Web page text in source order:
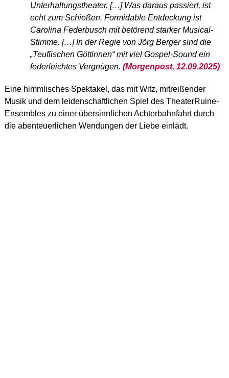
Unterhaltungstheater. […] Was daraus passiert, ist
echt zum Schießen. Formidable Entdeckung ist
Carolina Federbusch mit betörend starker Musical-
Stimme. […] In der Regie von Jörg Berger sind die
„Teuflischen Göttinnen“ mit viel Gospel-Sound ein
federleichtes Vergnügen. (Morgenpost, 12.09.2025)
Eine himmlisches Spektakel, das mit Witz, mitreißender
Musik und dem leidenschaftlichen Spiel des TheaterRuine-
Ensembles zu einer übersinnlichen Achterbahnfahrt durch
die abenteuerlichen Wendungen der Liebe einlädt.